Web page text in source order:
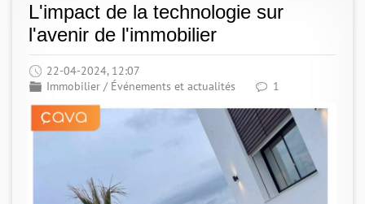
L'impact de la technologie sur
l'avenir de l'immobilier
22-04-2024, 12:07
Immobilier / Événements et actualités 1